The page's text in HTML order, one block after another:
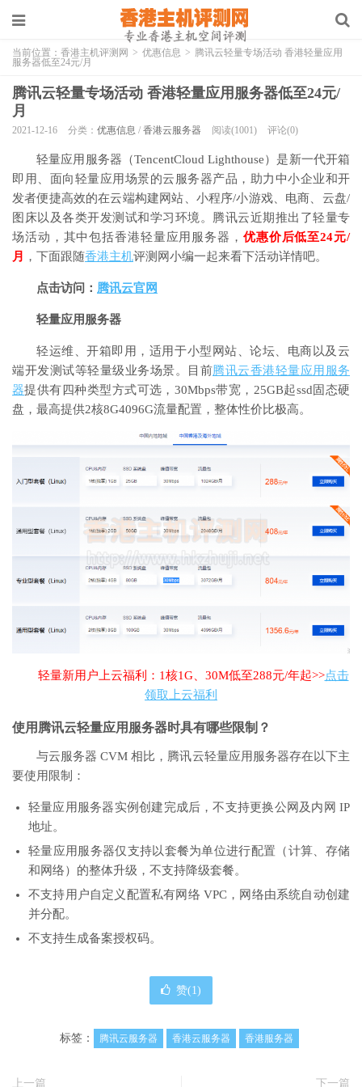
当前位置： 香港主机评测网 > 优惠信息 > 腾讯云轻量专场活动 香港轻量应用
服务器低至24元/月
腾讯云轻量专场活动 香港轻量应用服务器低至24元/
月
2021-12-16 分类： 优惠信息 / 香港云服务器 阅读(1001) 评论(0)
轻量应用服务器（TencentCloud Lighthouse）是新一代开箱
即用、面向轻量应用场景的云服务器产品，助力中小企业和开
发者便捷高效的在云端构建网站、小程序/小游戏、电商、云盘/
图床以及各类开发测试和学习环境。腾讯云近期推出了轻量专
场活动，其中包括香港轻量应用服务器， 优惠价后低至24元/
月
，下面跟随香港主机评测网小编一起来看下活动详情吧。
点击访问： 腾讯云官网
轻量应用服务器
轻运维、开箱即用，适用于小型网站、论坛、电商以及云
端开发测试等轻量级业务场景。目前腾讯云香港轻量应用服务
器提供有四种类型方式可选，30Mbps带宽，25GB起ssd固态硬
盘，最高提供2核8G4096G流量配置，整体性价比极高。
轻量新用户上云福利：1核1G、30M低至288元/年起>>点击
领取上云福利
使用腾讯云轻量应用服务器时具有哪些限制？
与云服务器 CVM 相比，腾讯云轻量应用服务器存在以下主
要使用限制：
轻量应用服务器实例创建完成后，不支持更换公网及内网 IP
地址。
轻量应用服务器仅支持以套餐为单位进行配置（计算、存储
和网络）的整体升级，不支持降级套餐。
不支持用户自定义配置私有网络 VPC，网络由系统自动创建
并分配。
不支持生成备案授权码。
赞(1)
标签： 腾讯云服务器 香港云服务器 香港服务器
上一篇 下一篇